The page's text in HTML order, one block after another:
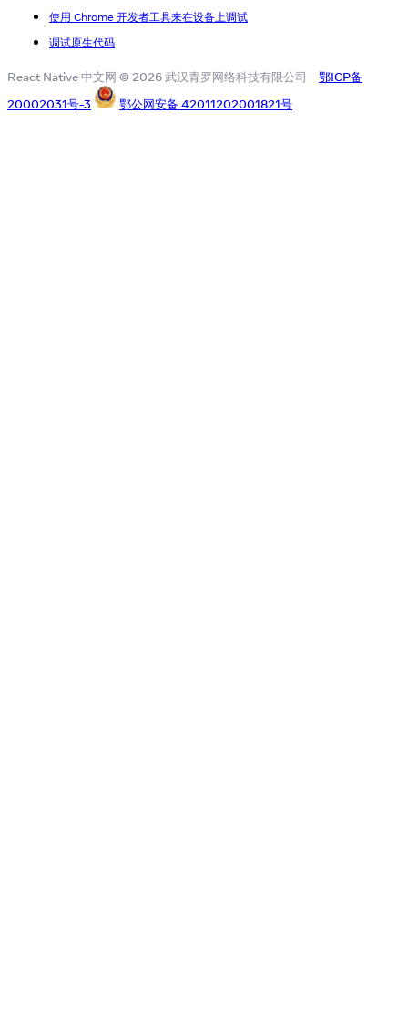
使用 Chrome 开发者工具来在设备上调试
调试原生代码
React Native 中文网 © 2026 武汉青罗网络科技有限公司
鄂ICP备
20002031号-3
鄂公网安备 42011202001821号